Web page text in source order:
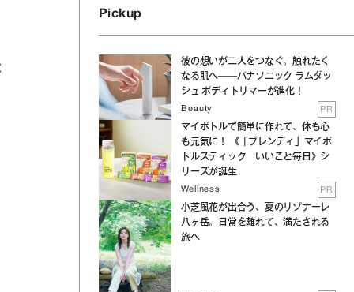
Pickup
彼の想いが二人をつなぐ。触れたく
なる肌へ──パナソニック ラムダッ
シュ ボディトリマーが進化！
Beauty PR
マイボトルで簡単に作れて、体も心
も元気に！ 《「ブレンディ」マイボ
トルスティック いいこと毎日》シ
リーズが誕生
Wellness PR
小芝風花が出合う、夏のリゾナーレ
八ヶ岳。日常を離れて、満たされる
旅へ